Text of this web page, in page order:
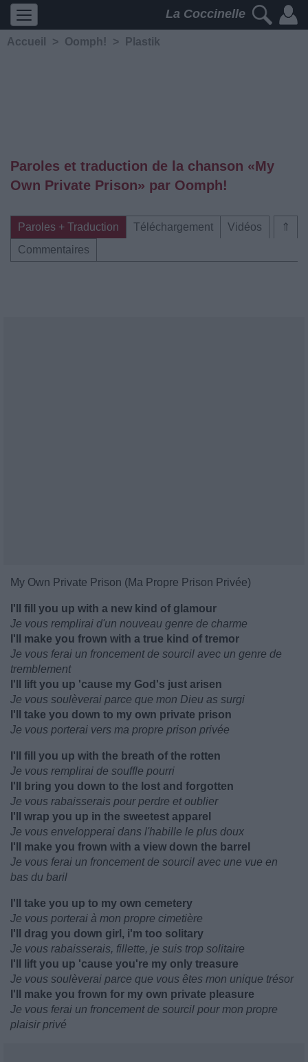
La Coccinelle
Accueil > Oomph! > Plastik
Paroles et traduction de la chanson «My
Own Private Prison» par Oomph!
⇑
Paroles + Traduction Téléchargement
Vidéos
Commentaires
My Own Private Prison (Ma Propre Prison Privée)
I'll fill you up with a new kind of glamour
Je vous remplirai d'un nouveau genre de charme
I'll make you frown with a true kind of tremor
Je vous ferai un froncement de sourcil avec un genre de
tremblement
I'll lift you up 'cause my God's just arisen
Je vous soulèverai parce que mon Dieu as surgi
I'll take you down to my own private prison
Je vous porterai vers ma propre prison privée
I'll fill you up with the breath of the rotten
Je vous remplirai de souffle pourri
I'll bring you down to the lost and forgotten
Je vous rabaisserais pour perdre et oublier
I'll wrap you up in the sweetest apparel
Je vous envelopperai dans l'habille le plus doux
I'll make you frown with a view down the barrel
Je vous ferai un froncement de sourcil avec une vue en
bas du baril
I'll take you up to my own cemetery
Je vous porterai à mon propre cimetière
I'll drag you down girl, i'm too solitary
Je vous rabaisserais, fillette, je suis trop solitaire
I'll lift you up 'cause you're my only treasure
Je vous soulèverai parce que vous êtes mon unique trésor
I'll make you frown for my own private pleasure
Je vous ferai un froncement de sourcil pour mon propre
plaisir privé